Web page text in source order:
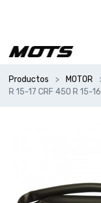
Productos MOTOR
R 15-17 CRF 450 R 15-16